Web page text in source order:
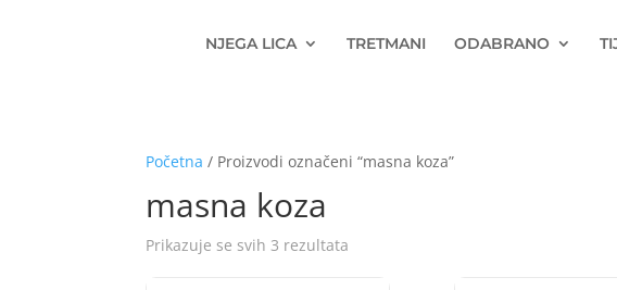
NJEGA LICA TRETMANI ODABRANO
Početna / Proizvodi označeni “masna koza”
masna koza
Prikazuje se svih 3 rezultata